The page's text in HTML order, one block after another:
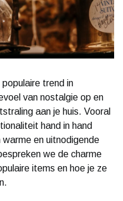
trend in
van nostalgie op en
aan je huis. Vooral
hand in hand
en uitnodigende
we de charme
items en hoe je ze